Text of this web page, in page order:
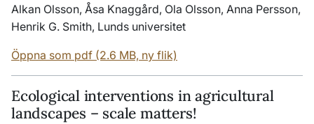
Alkan Olsson, Åsa Knaggård, Ola Olsson, Anna Persson,
Henrik G. Smith, Lunds universitet
Öppna som pdf (2.6 MB, ny flik)
Ecological interventions in agricultural
landscapes – scale matters!